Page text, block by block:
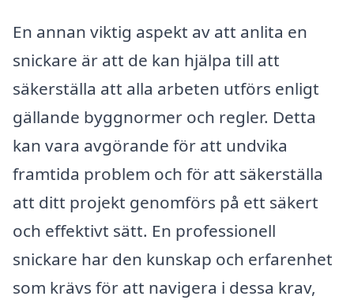
En annan viktig aspekt av att anlita en
snickare är att de kan hjälpa till att
säkerställa att alla arbeten utförs enligt
gällande byggnormer och regler. Detta
kan vara avgörande för att undvika
framtida problem och för att säkerställa
att ditt projekt genomförs på ett säkert
och effektivt sätt. En professionell
snickare har den kunskap och erfarenhet
som krävs för att navigera i dessa krav,